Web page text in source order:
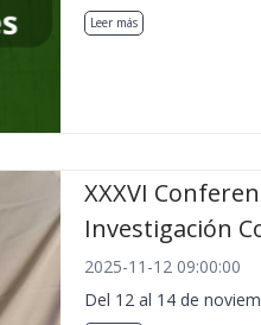
Leer más
XXXVI
Investigación
2025-11-12 09:00:00
Del 12 al 14 de